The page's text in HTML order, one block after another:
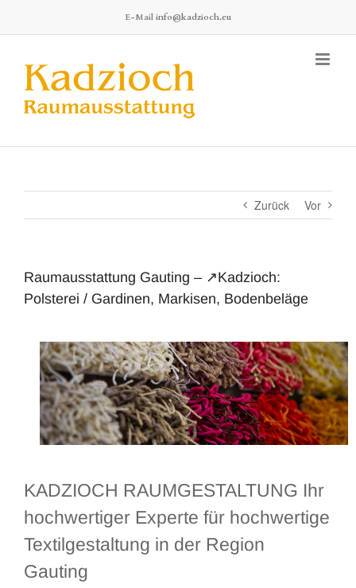
springen
E-Mail info@kadzioch.eu
Zurück Vor
Raumausstattung Gauting – ↗️Kadzioch:
Polsterei / Gardinen, Markisen, Bodenbeläge
KADZIOCH RAUMGESTALTUNG Ihr
hochwertiger Experte für hochwertige
Textilgestaltung in der Region
Gauting